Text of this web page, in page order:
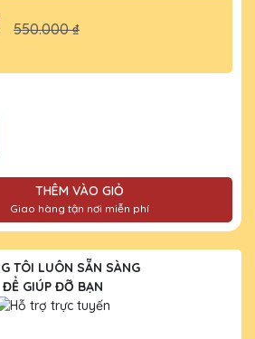
550.000 ₫
THÊM VÀO GIỎ
Giao hàng tận nơi miễn phí
TÔI LUÔN SẴN SÀNG
ĐỂ GIÚP ĐỠ BẠN